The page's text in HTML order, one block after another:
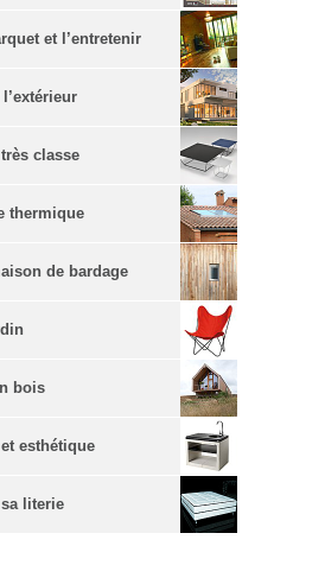
et l’entretenir
classe
thermique
de bardage
bois
esthétique
literie